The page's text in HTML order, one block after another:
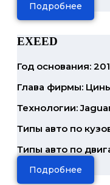
Подробнее
EXEED
Год основания:
Глава фирмы:
Технологии:
Типы авто по
Типы авто по
Подробнее